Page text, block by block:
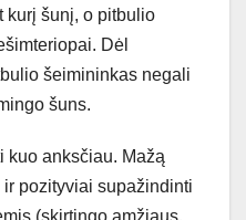
kurį šunį, o pitbulio
Dėl
šeimininkas negali
šuns.
kuo anksčiau. Mažą
pozityviai supažindinti